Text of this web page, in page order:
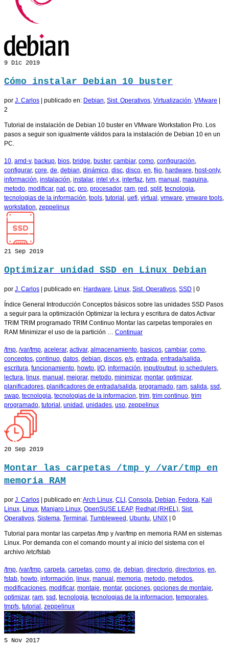
9 Dic 2019
Cómo instalar Debian 10 buster
por J. Carlos publicado en: Debian, Sist. Operativos, Virtualización, VMware
2
Tutorial de instalación de Debian 10 buster en VMware Workstation Pro. Los
pasos a seguir son igualmente válidos para la instalación de Debian 10 en un
PC.
10, amd-v, backup, bios, bridge, buster, cambiar, como, configuración,
configurar, core, de, debian, dinámico, disc, disco, en, fijo, hardware, host-only,
información, instalación, instalar, intel vt-x, interfaz, lvm, manual , maquina,
metodo, modificar, nat, pc, pro, procesador, ram, red , split, tecnologia,
tecnologias de la información, tools, tutorial , uefi, virtual , vmware, vmware tools,
workstation, zeppelinux
21 Sep 2019
Optimizar unidad SSD en Linux Debian
por J. Carlos | publicado en: Hardware Linux Sist. Operativos SSD | 0
Índice General Introducción Conceptos básicos sobre las unidades SSD Pasos
a seguir para la optimización Optimizar la lectura y escritura de datos Activar
TRIM TRIM programado TRIM Continuo Montar las carpetas temporales en
RAM Minimizar el uso de la partición … Continuar
/tmp /var/tmp acelerar, activar, almacenamiento basicos cambiar, como
conceptos continuo datos debian discos e/s entrada entrada/salida
escritura funcionamiento howto I/O información input/output, io schedulers
lectura linux manual mejorar, metodo minimizar, montar, optimizar,
planificadores planificadores de entrada/salida programado ram salida ssd
swap tecnologia tecnologias de la informacion trim trim continuo trim
programado tutorial unidad unidades uso zeppelinux
20 Sep 2019
Montar las carpetas /tmp y /var/tmp en
memoria RAM
por J. Carlos | publicado en:Arch Linux CLI Consola Debian Fedora Kali
Linux Linux Manjaro Linux OpenSUSE LEAP, Redhat (RHEL) Sist.
Operativos Sistema Terminal Tumbleweed Ubuntu UNIX | 0
Tutorial para montar las carpetas /tmp y /var/tmp en memoria RAM en sistemas
Linux. Por demanda con el comando mount y al inicio del sistema con el
archivo /etc/fstab
/tmp /var/tmp carpeta carpetas como de debian directorio directorios en
fstab howto información linux manual memoria metodo metodos
modificaciones modificar, montaje montar, opciones opciones de montaje
optimizar, ram ssd tecnologia tecnologias de la informacion temporales
tmpfs tutorial zeppelinux
5 Nov 2017